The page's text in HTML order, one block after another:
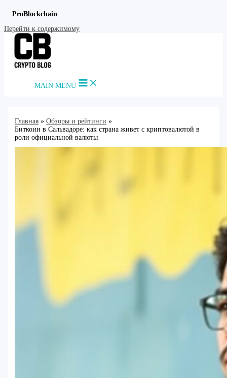
ProBlockchain
Перейти к содержимому
MAIN MENU
Главная
Обзоры и рейтинги
Биткоин в Сальвадоре: как страна живет с криптовалютой в
роли официальной валюты